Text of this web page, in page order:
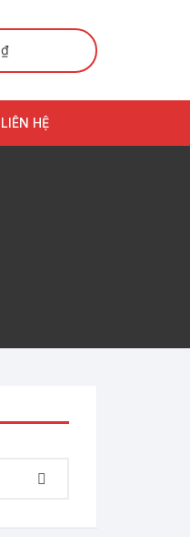
₫
LIÊN HỆ